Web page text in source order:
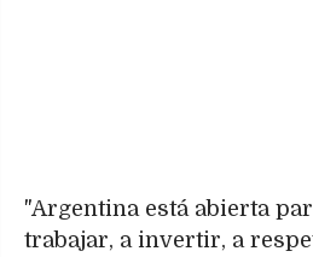
"Argentina está abierta
trabajar, a invertir, a